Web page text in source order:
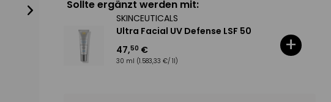
Sollte ergänzt werden mit:
SKINCEUTICALS
Ultra Facial UV Defense LSF 50
47,50 €
30 ml (1.583,33 €/ 1l)
+